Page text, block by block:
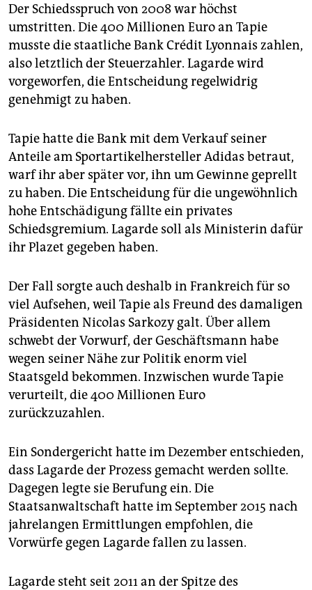
Der Schiedsspruch von 2008 war höchst
umstritten. Die 400 Millionen Euro an Tapie
musste die staatliche Bank Crédit Lyonnais zahlen,
also letztlich der Steuerzahler. Lagarde wird
vorgeworfen, die Entscheidung regelwidrig
genehmigt zu haben.
Tapie hatte die Bank mit dem Verkauf seiner
Anteile am Sportartikelhersteller Adidas betraut,
warf ihr aber später vor, ihn um Gewinne geprellt
zu haben. Die Entscheidung für die ungewöhnlich
hohe Entschädigung fällte ein privates
Schiedsgremium. Lagarde soll als Ministerin dafür
ihr Plazet gegeben haben.
Der Fall sorgte auch deshalb in Frankreich für so
viel Aufsehen, weil Tapie als Freund des damaligen
Präsidenten Nicolas Sarkozy galt. Über allem
schwebt der Vorwurf, der Geschäftsmann habe
wegen seiner Nähe zur Politik enorm viel
Staatsgeld bekommen. Inzwischen wurde Tapie
verurteilt, die 400 Millionen Euro
zurückzuzahlen.
Ein Sondergericht hatte im Dezember entschieden,
dass Lagarde der Prozess gemacht werden sollte.
Dagegen legte sie Berufung ein. Die
Staatsanwaltschaft hatte im September 2015 nach
jahrelangen Ermittlungen empfohlen, die
Vorwürfe gegen Lagarde fallen zu lassen.
Lagarde steht seit 2011 an der Spitze des